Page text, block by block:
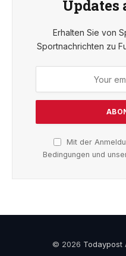
Updates
Erhalten Sie von
Sportnachrichten zu
Mit der
Bedingungen und
© 2026 Todaypost